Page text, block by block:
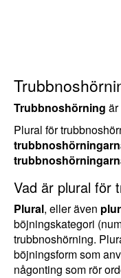
Trubbnoshörning är
Plural för
Vad är plural för
Plural, eller även
böjningskategori
trubbnoshörning.
böjningsform som
någonting som rör